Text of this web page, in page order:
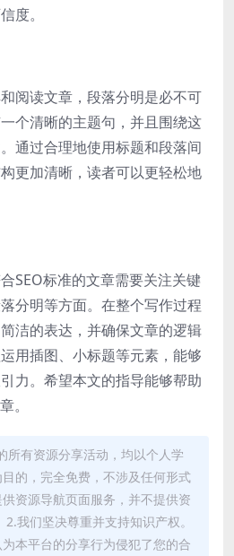
度。
阅读文章，段落分明是必不可
个清晰的主题句，并且围绕这
通过合理地使用标题和段落间
更加清晰，读者可以更轻松地
SEO标准的文章需要关注关键
分明等方面。在整个写作过程
洁的表达，并确保文章的逻辑
用插图、小标题等元素，能够
力。希望本文的指导能够帮助
。
所有资源分享活动，均以个人学
的，完全免费，不涉及任何形式
资源导航页面服务，并不提供资
我们坚决尊重并支持知识产权。
本平台的分享行为侵犯了您的合